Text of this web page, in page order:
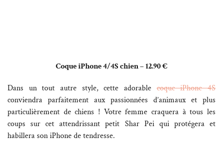
Coque iPhone 4/4S chien – 12.90 €
Dans un tout autre style, cette adorablecoque iPhone 4S
conviendra parfaitement aux passionnées d’animaux et plus
particulièrement de chiens ! Votre femme craquera à tous les
coups sur cet attendrissant petit Shar Pei qui protégera et
habillera son iPhone de tendresse.